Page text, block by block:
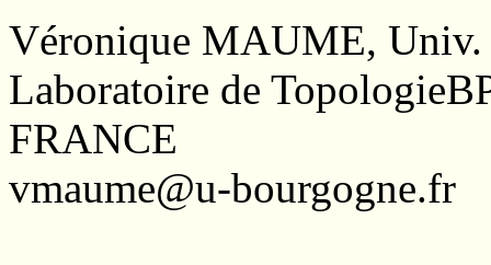
Véronique MAUME, Univ.
Laboratoire de
FRANCE
vmaume@u-bourgogne.fr